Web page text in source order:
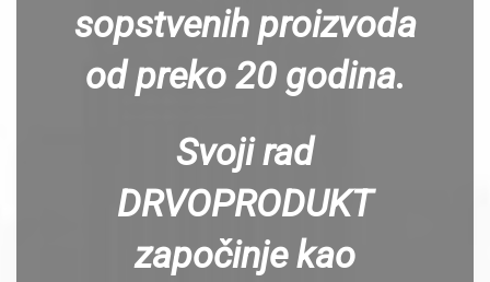
sopstvenih proizvoda
od preko 20 godina.
Svoji rad
DRVOPRODUKT
započinje kao